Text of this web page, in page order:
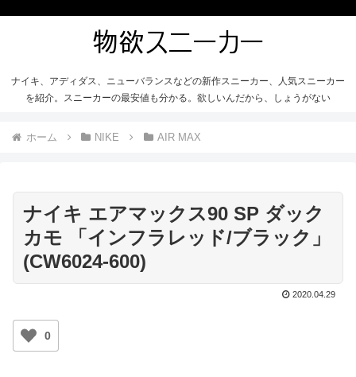
ナイキ、アディダス、ニューバランスなどの新作スニーカー、人気スニーカー
を紹介。スニーカーの最安値も分かる。欲しいんだから、しょうがない
ホーム NIKE AIR MAX
ナイキ エアマックス90 SP ダック
カモ 「インフラレッド/ブラック」
(CW6024-600)
2020.04.29
0